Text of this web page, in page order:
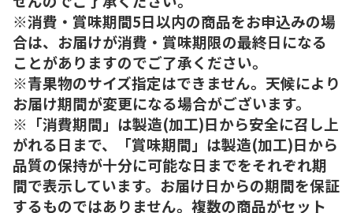
※消費・賞味期間5日以内の商品をお申込みの場
合は、お届けが消費・賞味期限の最終日になる
ことがありますのでご了承ください。
※青果物のサイズ指定はできません。天候により
お届け期間が変更になる場合がございます。
※「消費期間」は製造(加工)日から安全に召し上
がれる日まで、「賞味期間」は製造(加工)日から
品質の保持が十分に可能な日までをそれぞれ期
間で表示しています。お届け日からの期間を保証
するものではありません。複数の商品がセット